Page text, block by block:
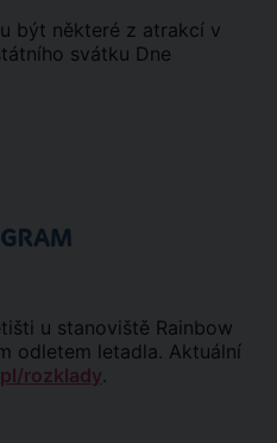
být některé z atrakcí v
svátku Dne
u stanoviště Rainbow
odletem letadla. Aktuální
rozklady.